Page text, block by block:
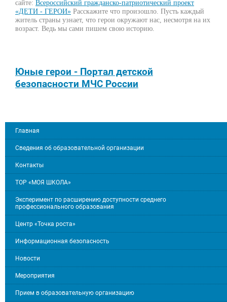
сайте: Всероссийский гражданско-патриотический проект
«ДЕТИ - ГЕРОИ» Расскажите что произошло. Пусть каждый
житель страны узнает, что герои окружают нас, несмотря на их
возраст. Ведь мы сами пишем свою историю.
Юные герои - Портал детской
безопасности МЧС России
Главная
Сведения об образовательной организации
Контакты
ТОР «МОЯ ШКОЛА»
Эксперимент по расширению доступности среднего
профессионального образования
Центр «Точка роста»
Информационная безопасность
Новости
Мероприятия
Прием в образовательную организацию